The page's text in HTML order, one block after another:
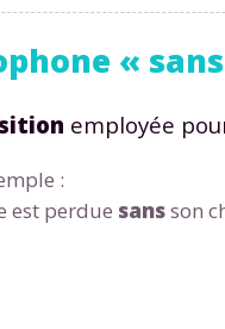
«
employée
:
est perdue sansson